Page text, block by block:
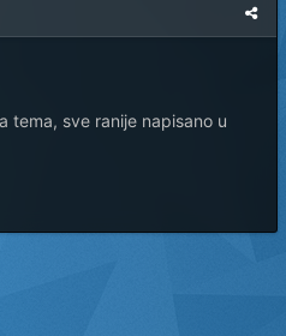
tema, sve ranije napisano u